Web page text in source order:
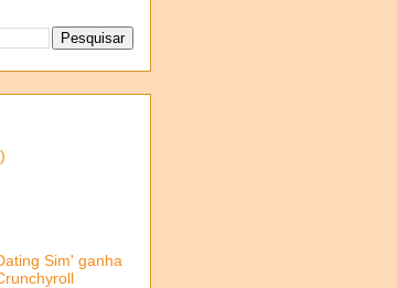
Sim' ganha